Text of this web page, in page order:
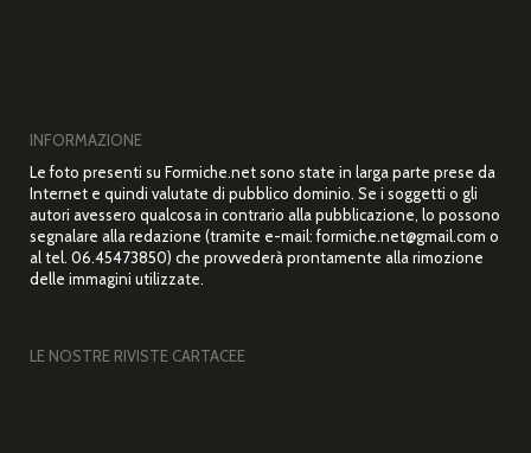
INFORMAZIONE
Le foto presenti su Formiche.net sono state in larga parte prese da
Internet e quindi valutate di pubblico dominio. Se i soggetti o gli
autori avessero qualcosa in contrario alla pubblicazione, lo possono
segnalare alla redazione (tramite e-mail: formiche.net@gmail.com o
al tel. 06.45473850) che provvederà prontamente alla rimozione
delle immagini utilizzate.
LE NOSTRE RIVISTE CARTACEE